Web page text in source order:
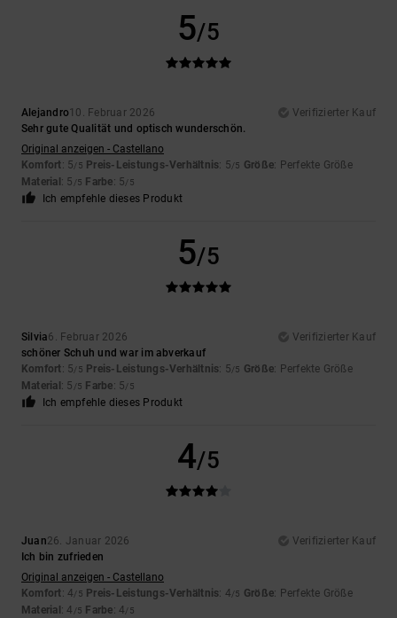
5/5
Alejandro10. Februar 2026
Verifizierter Kauf
Sehr gute Qualität und optisch wunderschön.
Original anzeigen - Castellano
Komfort: 5/5 Preis-Leistungs-Verhältnis: 5/5 Größe: Perfekte Größe
Material : 5 /5 Farbe: 5/5
Ich empfehle dieses Produkt
5/5
Silvia6. Februar 2026
Verifizierter Kauf
schöner Schuh und war im abverkauf
Komfort: 5/5 Preis-Leistungs-Verhältnis: 5/5 Größe: Perfekte Größe
Material : 5 /5 Farbe: 5/5
Ich empfehle dieses Produkt
4/5
Juan26. Januar 2026
Verifizierter Kauf
Ich bin zufrieden
Original anzeigen - Castellano
Komfort: 4/5 Preis-Leistungs-Verhältnis: 4/5 Größe: Perfekte Größe
Material : 4 /5 Farbe: 4/5